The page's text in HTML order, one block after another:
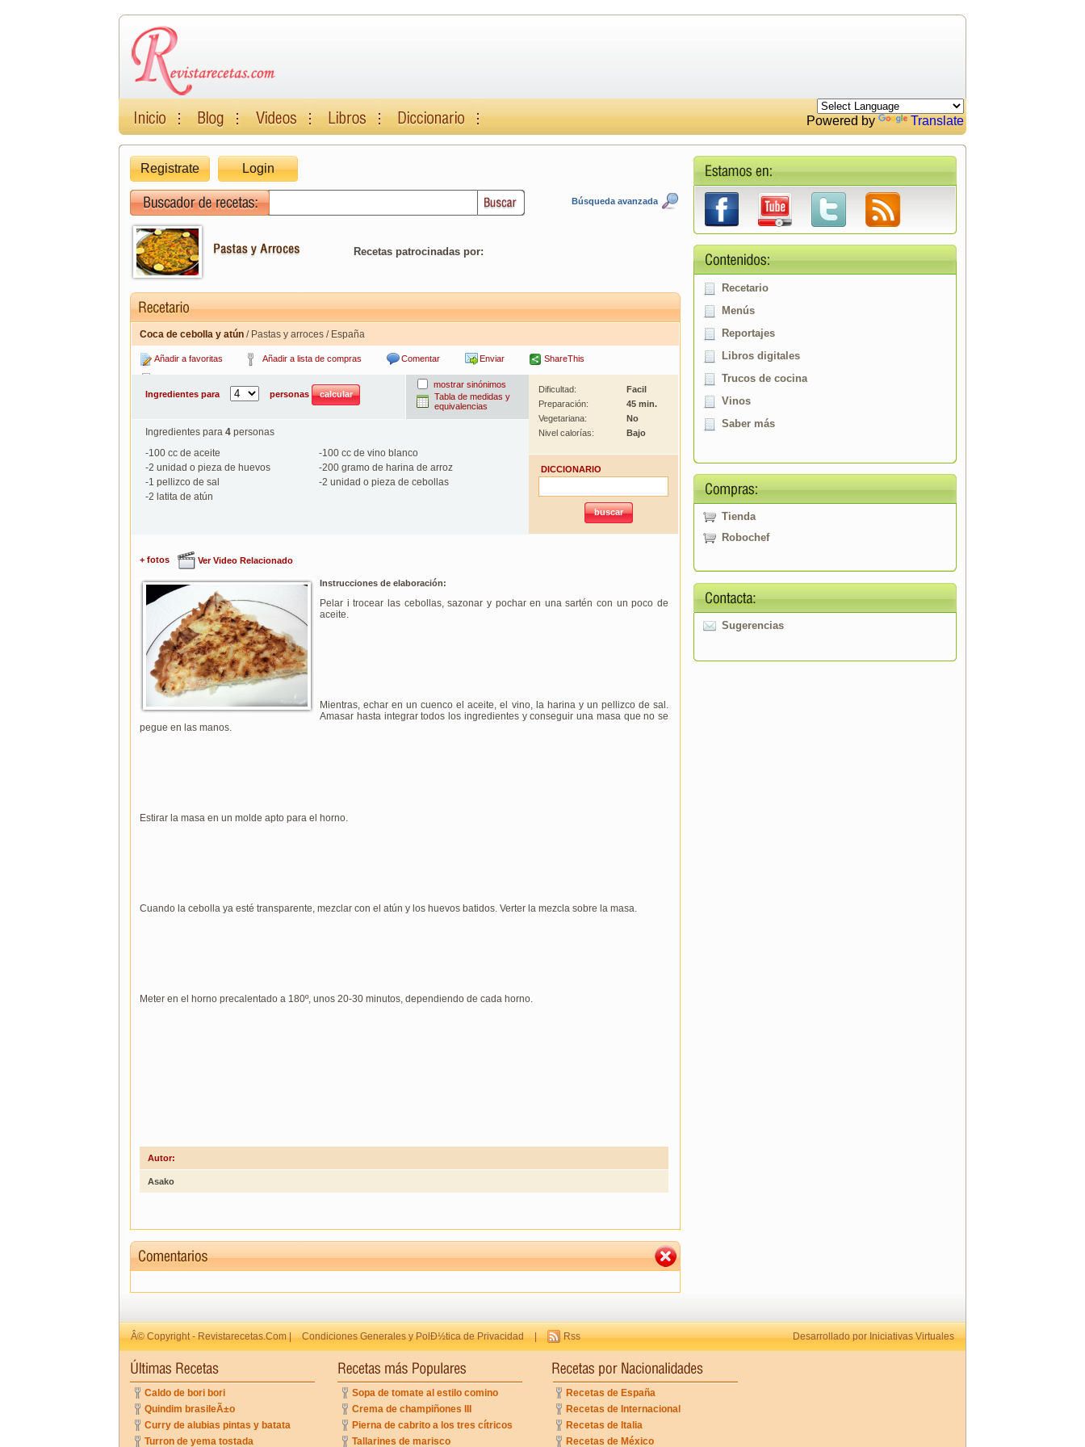
Powered by Translate
Registrate Login
Búsqueda avanzada
Recetas patrocinadas por:
Coca de cebolla y atún / Pastas y arroces / España
Añadir a favoritas Añadir a lista de compras Comentar Enviar ShareThis
Ingredientes para
personas
mostrar sinónimos
Tabla de medidas y
equivalencias
Ingredientes para 4 personas
-100 cc de aceite -100 cc de vino blanco
-2 unidad o pieza de huevos -200 gramo de harina de arroz
-1 pellizco de sal -2 unidad o pieza de cebollas
-2 latita de atún
Dificultad:
Facil
Preparación:
45 min.
Vegetariana:
No
Nivel calorías:
Bajo
DICCIONARIO
+ fotos Ver Video Relacionado
Instrucciones de elaboración:
Pelar i trocear las cebollas, sazonar y pochar en una sartén con un poco de
aceite.
Mientras, echar en un cuenco el aceite, el vino, la harina y un pellizco de sal.
Amasar hasta integrar todos los ingredientes y conseguir una masa que no se
pegue en las manos.
Estirar la masa en un molde apto para el horno.
Cuando la cebolla ya esté transparente, mezclar con el atún y los huevos batidos. Verter la mezcla sobre la masa.
Meter en el horno precalentado a 180º, unos 20-30 minutos, dependiendo de cada horno.
Autor:
Asako
Recetario
Menús
Reportajes
Libros digitales
Trucos de cocina
Vinos
Saber más
Tienda
Robochef
Sugerencias
Â© Copyright - Revistarecetas.Com | Condiciones Generales y PolÐ½tica de Privacidad | Rss Desarrollado por Iniciativas Virtuales
Caldo de bori bori
Quindim brasileÃ±o
Curry de alubias pintas y batata
Turron de yema tostada
Sopa de tomate al estilo comino
Crema de champiñones III
Pierna de cabrito a los tres cítricos
Tallarines de marisco
Recetas de España
Recetas de Internacional
Recetas de Italia
Recetas de México